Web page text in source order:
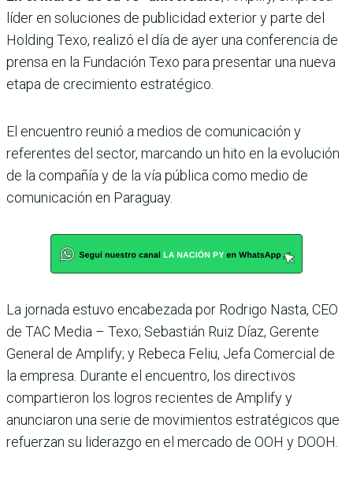
líder en soluciones de publicidad exterior y parte del
Holding Texo, realizó el día de ayer una conferencia de
prensa en la Fundación Texo para presentar una nueva
etapa de crecimiento estratégico.
El encuentro reunió a medios de comunicación y
referentes del sector, marcando un hito en la evolución
de la compañía y de la vía pública como medio de
comunicación en Paraguay.
La jornada estuvo encabezada por Rodrigo Nasta, CEO
de TAC Media – Texo; Sebastián Ruiz Díaz, Gerente
General de Amplify; y Rebeca Feliu, Jefa Comercial de
la empresa. Durante el encuentro, los directivos
compartieron los logros recientes de Amplify y
anunciaron una serie de movimientos estratégicos que
refuerzan su liderazgo en el mercado de OOH y DOOH.